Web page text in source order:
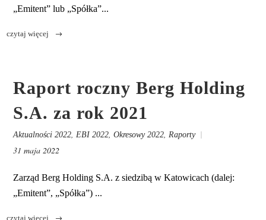
„Emitent” lub „Spółka”...
Raport roczny Berg Holding
S.A. za rok 2021
Aktualności 2022 EBI 2022 ,Okresowy 2022 Raporty
31 maja 2022
Zarząd Berg Holding S.A. z siedzibą w Katowicach (dalej:
„Emitent”, „Spółka”) ...